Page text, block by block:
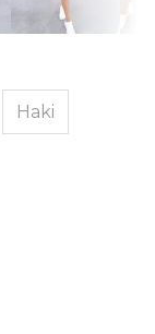
Haki